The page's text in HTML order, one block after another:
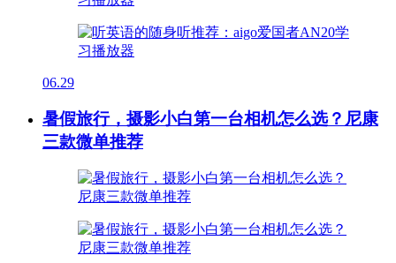
06.29
暑假旅行，摄影小白第一台相机怎么选？尼康
三款微单推荐